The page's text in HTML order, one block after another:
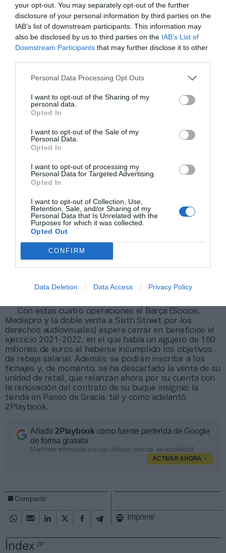
your opt-out. You may separately opt-out of the further
disclosure of your personal information by third parties on the
IAB’s list of downstream participants. This information may
also be disclosed by us to third parties on the IAB’s List of
Downstream Participants that may further disclose it to other
Personal Data Processing Opt Outs
I want to opt-out of the Sharing of my
personal data.
Opted In
I want to opt-out of the Sale of my
Personal Data.
Opted In
I want to opt-out of processing my
Personal Data for Targeted Advertising.
Opted In
I want to opt-out of Collection, Use,
Retention, Sale, and/or Sharing of my
Personal Data that Is Unrelated with the
Purposes for which it was collected.
Opted Out
CONFIRM
Data Deletion Data Access Privacy Policy
Índex2P
El plan de Barça Studios, al descubierto: facturación
de 341 millones en 2027-2028 y ebitda del 58%
El punto de partida era óptimo, pues el resultado
operativo de esta unidad de negocio ya alcanzaba el
30 millones y en 2020-2021 debía alcanzar los 38,47
se ha ido facilitando a los inversores establecía un
el 64% y el 88% interanual, para alcanzar los 208,86
millones en 2023-2024. Desde ese año, el crecimiento
millones en 2027-2028.
En dicho documento ya se destacaba la necesidad
de potenciar el rol de agencia de activación y
capturando el negocio que hoy queda en manos de
otras agencias de marketing deportivo, así como una
corporativos, institucionales u otras divisiones como la
fundación o Barça Licensing & Merchandising (BLM). Y
ahí es donde Mediapro tiene la experiencia, know-how
y estructura necesaria para escalarlo.
Se desconoce si se han ido cumpliendo objetivos en
los dos años anteriores, pero
establecía cerrar esta temporada con unos 200.000
operaciones, el reparto sería al 50% entre la filial y el
Con estas cuatro operaciones el Barça (Socios,
Mediapro y la doble venta a Sixth Street por los
derechos audiovisuales) espera cerrar en beneficios el
ejercicio 2021-2022, en el que había un agujero de 160
millones de euros al haberse incumplido los objetivos
de rebaja salarial. Además, se podrán inscribir a los
fichajes y, de momento, se ha descartado la venta de su
unidad de retail, que relanzan ahora por su cuenta con
la renovación del contrato de su buque insignia: la
tienda en Paseo de Gracia, tal y como adelantó
2Playbook.
Añadir2Playbook como fuente preferida de Google
de forma gratuita
Mantente informado con las últimas noticias de actualidad.
ACTIVAR AHORA
Compartir
Imprimir